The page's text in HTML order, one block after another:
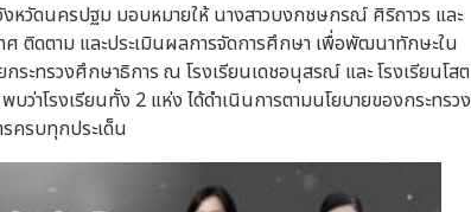
วัดนครปฐม มอบหมายให้ นางสาวบงกชษกรณ์ ศิริถาวร และ
ติดตาม และประเมินผลการจัดการศึกษา เพื่อพัฒนาทักษะใน
ะทรวงศึกษาธิการ ณ โรงเรียนเดชอนุสรณ์ และ โรงเรียนโสต
าโรงเรียนทั้ง 2 แห่ง ได้ดำเนินการตามนโยบายของกระทรวง
ครบทุกประเด็น